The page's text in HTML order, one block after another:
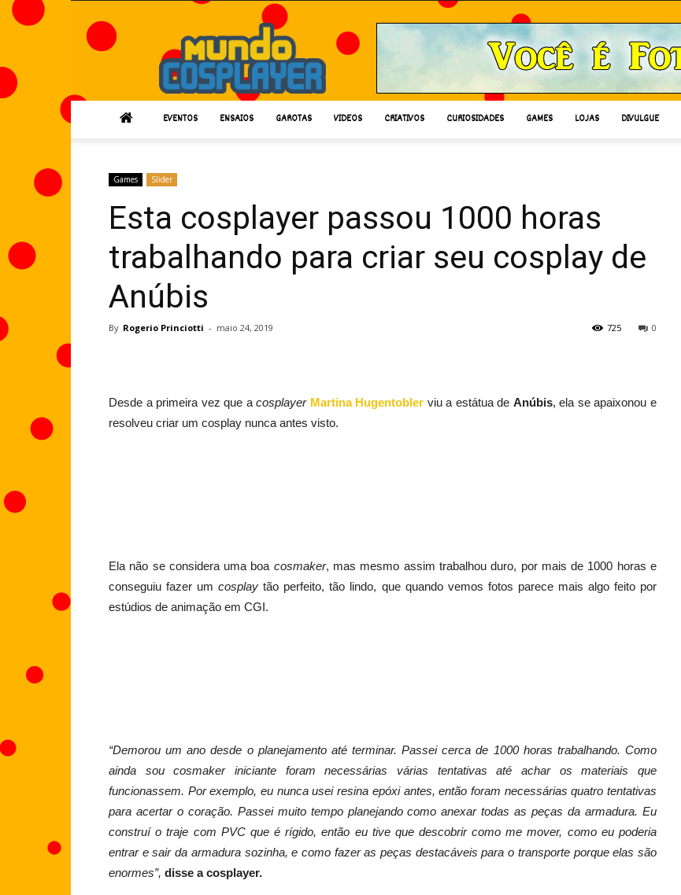
Cosplayer
EVENTOS ENSAIOS GAROTAS VIDEOS CRIATIVOS CURIOSIDADES GAMES LOJAS DIVULGUE
Games Slider
Esta cosplayer passou 1000 horas
trabalhando para criar seu cosplay de
Anúbis
By Rogerio Princiotti - maio 24, 2019 0
725
Desde a primeira vez que acosplayer Martina Hugentobler viu a estátua de Anúbis, ela se apaixonou e
resolveu criar um cosplay nunca antes visto.
Ela não se considera uma boa cosmaker, mas mesmo assim trabalhou duro, por mais de 1000 horas e
conseguiu fazer umcosplay tão perfeito, tão lindo, que quando vemos fotos parece mais algo feito por
estúdios de animação em CGI.
“Demorou um ano desde o planejamento até terminar. Passei cerca de 1000 horas trabalhando. Como
ainda sou cosmaker iniciante foram necessárias várias tentativas até achar os materiais que
funcionassem. Por exemplo, eu nunca usei resina epóxi antes, então foram necessárias quatro tentativas
para acertar o coração. Passei muito tempo planejando como anexar todas as peças da armadura. Eu
construí o traje com PVC que é rígido, então eu tive que descobrir como me mover, como eu poderia
entrar e sair da armadura sozinha, e como fazer as peças destacáveis ​​para o transporte porque elas são
enormes”, disse a cosplayer.